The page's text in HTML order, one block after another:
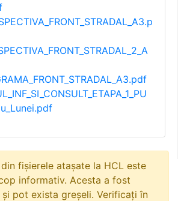
fișierele atașate la HCL este
informativ. Acesta a fost
pot exista greșeli. Verificați în